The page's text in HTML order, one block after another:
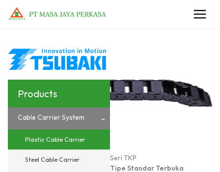
Products
Cable Carrier System -
Plastic Cable Carrier
Steel Cable Carrier
Seri TKP
Tipe Standar Terbuka